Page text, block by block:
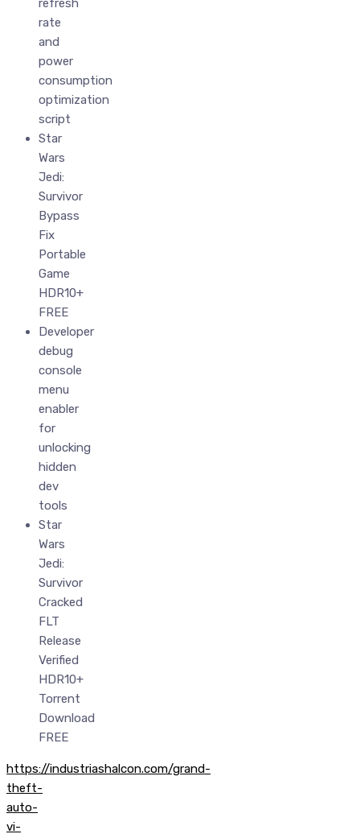
refresh
rate
and
power
consumption
optimization
script
Star
Wars
Jedi:
Survivor
Bypass
Fix
Portable
Game
HDR10+
FREE
Developer
debug
console
menu
enabler
for
unlocking
hidden
dev
tools
Star
Wars
Jedi:
Survivor
Cracked
FLT
Release
Verified
HDR10+
Torrent
Download
FREE
https://industriashalcon.com/grand-
theft-
auto-
vi-